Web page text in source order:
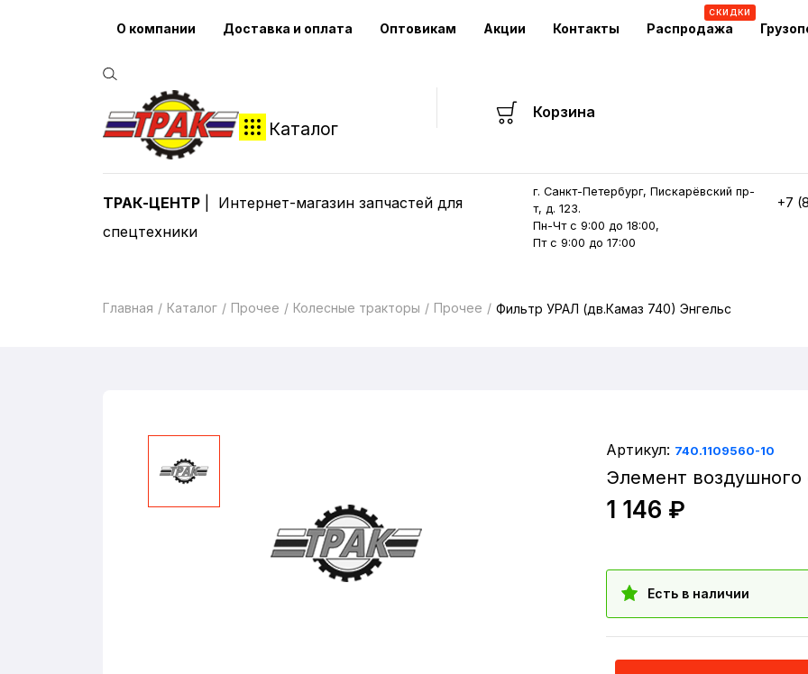
О компании Доставка и оплата Оптовикам Акции Контакты Распродажа
СКИДКИ
Каталог
Корзина
ТРАК-ЦЕНТР
Интернет-магазин запчастей для
спецтехники
г. Санкт-Петербург, Пискарёвский пр-
т, д. 123.
Пн-Чт с 9:00 до 18:00,
Пт с 9:00 до 17:00
+7
Главная Каталог Прочее Колесные тракторы Прочее Фильтр УРАЛ (дв.Камаз 740) Энгельс
Артикул: 740.1109560-10
Элемент
1 146 ₽
Есть в наличии